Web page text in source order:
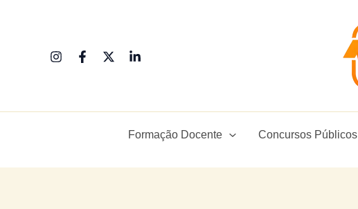
Formação Docente Concursos Públicos